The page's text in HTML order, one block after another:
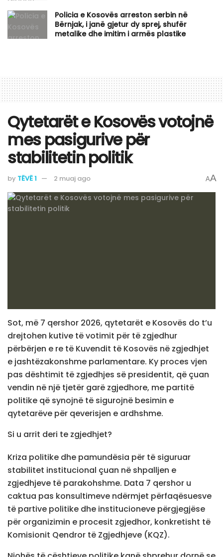
Policia e Kosovës arreston serbin në
Bërnjak, i janë gjetur dy sprej, shufër
metalike dhe imitim i armës plastike
Qytetarët e Kosovës votojnë
mes pasigurive për
stabilitetin politik
by TËVË 1 2 muaj ago AA
Sot, më 7 qershor 2026, qytetarët e Kosovës do t’u
drejtohen kutive të votimit për të zgjedhur
përbërjen e re të Kuvendit të Kosovës në zgjedhjet
e jashtëzakonshme parlamentare. Ky proces vjen
pas dështimit të zgjedhjes së presidentit, që çuan
vendin në një tjetër garë zgjedhore, me partitë
politike që synojnë të sigurojnë besimin e
qytetarëve për qeverisjen e ardhshme.
Si u arrit deri te zgjedhjet?
Kriza politike dhe pamundësia për të siguruar
stabilitet institucional çuan në shpalljen e
zgjedhjeve të parakohshme. Data 7 qershor u
caktua pas konsultimeve ndërmjet përfaqësuesve
të partive politike dhe institucioneve përgjegjëse
për organizimin e procesit zgjedhor, konkretisht të
Komisionit Qendror të Zgjedhjeve (KQZ).